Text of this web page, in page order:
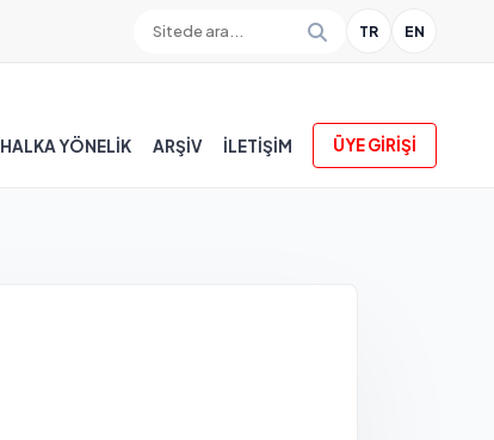
TR EN
HALKA YÖNELİK ARŞİV İLETIŞIM ÜYE GİRİŞİ